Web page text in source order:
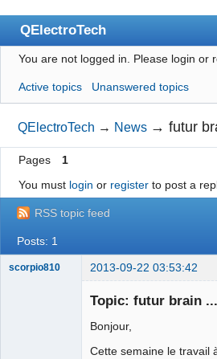
QElectroTech
Index
User list
Search
Register
Login
Site officiel
Wiki
BugTracker
You are not logged in. Please login or
Active topics Unanswered topics
QElectroTech → News →futur
Pages
1
You must login or registerto post a
RSS topic feed
Posts: 1
scorpio810 2013-09-22 03:53:42
Topic: futur brain ...
Bonjour,
Cette semaine le travail